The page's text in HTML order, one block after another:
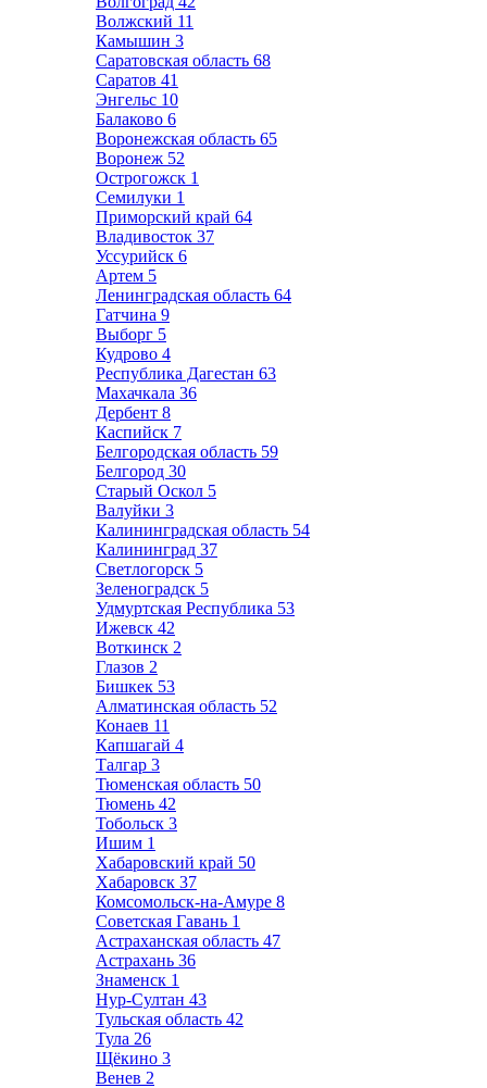
Волжский 11
Камышин 3
Саратовская область 68
Саратов 41
Энгельс 10
Балаково 6
Воронежская область 65
Воронеж 52
Острогожск 1
Семилуки 1
Приморский край 64
Владивосток 37
Уссурийск 6
Артем 5
Ленинградская область 64
Гатчина 9
Выборг 5
Кудрово 4
Республика Дагестан 63
Махачкала 36
Дербент 8
Каспийск 7
Белгородская область 59
Белгород 30
Старый Оскол 5
Валуйки 3
Калининградская область 54
Калининград 37
Светлогорск 5
Зеленоградск 5
Удмуртская Республика 53
Ижевск 42
Воткинск 2
Глазов 2
Бишкек 53
Алматинская область 52
Конаев 11
Капшагай 4
Талгар 3
Тюменская область 50
Тюмень 42
Тобольск 3
Ишим 1
Хабаровский край 50
Хабаровск 37
Комсомольск-на-Амуре 8
Советская Гавань 1
Астраханская область 47
Астрахань 36
Знаменск 1
Нур-Султан 43
Тульская область 42
Тула 26
Щёкино 3
Венев 2